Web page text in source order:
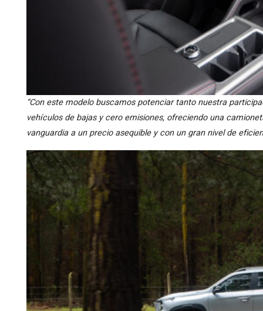
“Con este modelo buscamos potenciar tanto nuestra
vehículos de bajas y cero emisiones, ofreciendo una
vanguardia a un precio asequible y con un gran nivel de